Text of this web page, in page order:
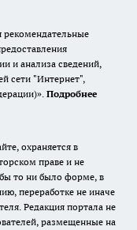
и анализа сведений,
сети "Интернет",
Подробнее
охраняется в
праве и не
то ни было форме, в
переработке не иначе
Редакция портала не
размещенные на